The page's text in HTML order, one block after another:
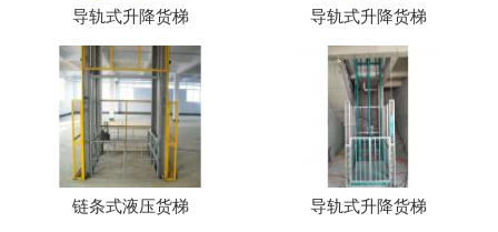
导轨式升降货梯 导轨式升降货梯
链条式液压货梯 导轨式升降货梯